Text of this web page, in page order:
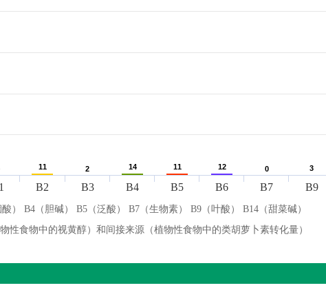
11
11 2
2 14
14 11
11 12
12 0
0 3
3
B2 B3 B4 B5 B6 B7 B9
） B4（胆碱） B5（泛酸） B7（生物素） B9（叶酸） B14（甜菜碱）
性食物中的视黄醇）和间接来源（植物性食物中的类胡萝卜素转化量）